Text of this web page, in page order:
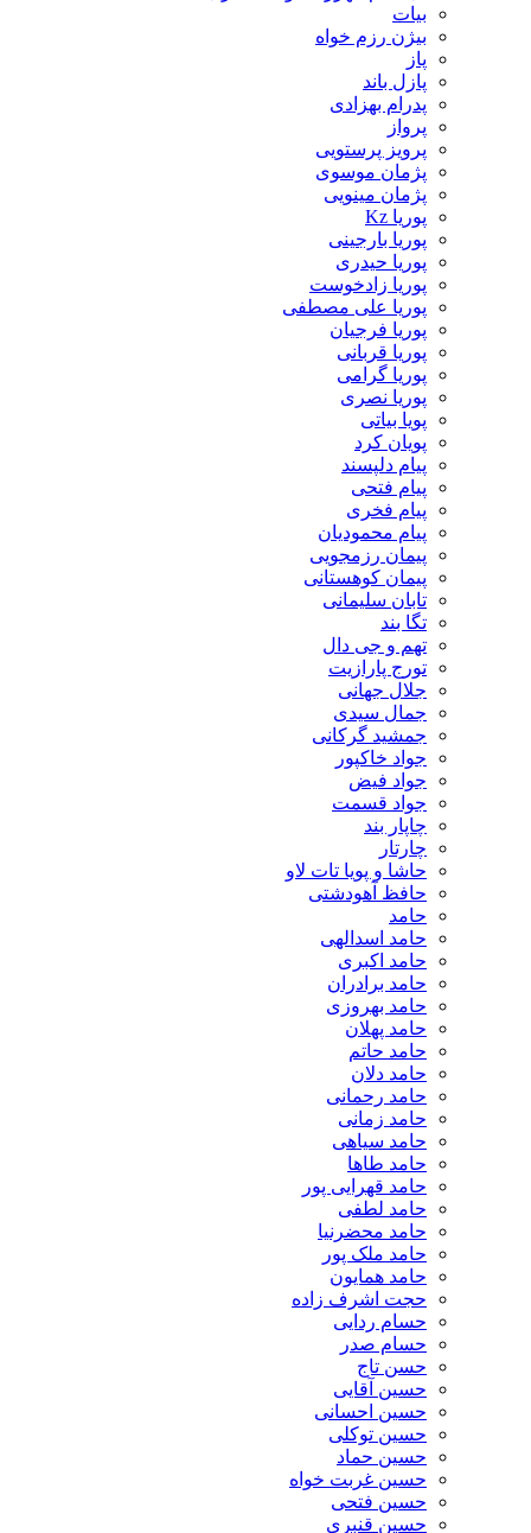
بیات
بیژن رزم خواه
پاز
پازل باند
پدرام بهزادی
پرواز
پرویز پرستویی
پژمان موسوی
پژمان مینویی
پوریا Kz
پوریا بارجینی
پوریا حیدری
پوریا زادخوست
پوریا علی مصطفی
پوریا فرجیان
پوریا قربانی
پوریا گرامی
پوریا نصری
پویا بیاتی
پویان کرد
پیام دلپسند
پیام فتحی
پیام فخری
پیام محمودیان
پیمان رزمجویی
پیمان کوهستانی
تابان سلیمانی
تگا بند
تهم و جی دال
تورج پارازیت
جلال جهانی
جمال سیدی
جمشید گرکانی
جواد خاکپور
جواد فیض
جواد قسمت
چاپار بند
چارتار
حاشا و پویا تات لاو
حافظ آهودشتی
حامد
حامد اسدالهی
حامد اکبری
حامد برادران
حامد بهروزی
حامد پهلان
حامد حاتم
حامد دلان
حامد رحمانی
حامد زمانی
حامد سیاهی
حامد طاها
حامد قهرایی پور
حامد لطفی
حامد محضرنیا
حامد ملک پور
حامد همایون
حجت اشرف زاده
حسام ردایی
حسام صدر
حسن تاج
حسین آقایی
حسین احسانی
حسین توکلی
حسین حماد
حسین غربت خواه
حسین فتحی
حسین قنبری